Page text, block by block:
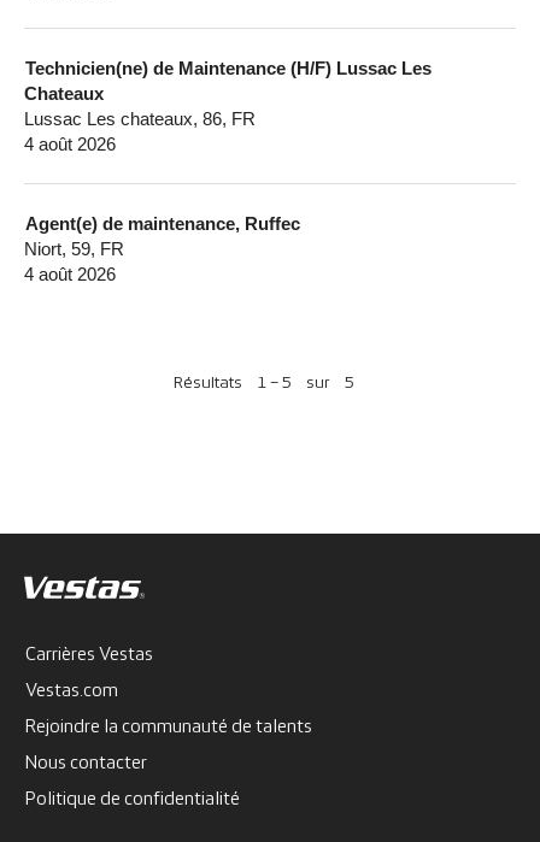
Technicien(ne) de Maintenance (H/F) Lussac Les
Chateaux
Lussac Les chateaux, 86, FR
4 août 2026
Agent(e) de maintenance, Ruffec
Niort, 59, FR
4 août 2026
Résultats 1 – 5 sur 5
Carrières Vestas
Vestas.com
Rejoindre la communauté de talents
Nous contacter
Politique de confidentialité